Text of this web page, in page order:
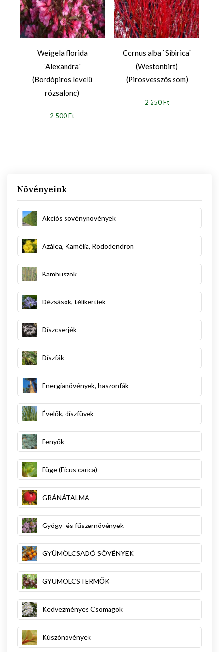
Növényeink
Akciós sövénynövények
Azálea, Kamélia, Rododendron
Bambuszok
Dézsások, télikertiek
Díszcserjék
Díszfák
Energianövények, haszonfák
Évelők, díszfüvek
Fenyők
Füge (Ficus carica)
GRÁNÁTALMA
Gyógy- és fűszernövények
GYÜMÖLCSADÓ SÖVÉNYEK
GYÜMÖLCSTERMŐK
Kedvezményes Csomagok
Kúszónövények
Weigela florida
`Alexandra`
(Bordópiros levelű
rózsalonc)
2 500 Ft
Cornus alba `Sibirica`
(Westonbirt)
(Pirosvesszős som)
2 250 Ft